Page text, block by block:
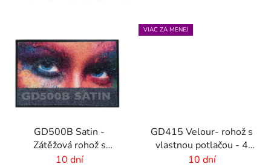
GD500B Satin -
Zátěžová rohož s
digitálnou potlačou a
10 dní
VIAC ZA MENEJ
GD415 Velour- rohož s
vlastnou potlačou - 4
mm vlas
10 dní